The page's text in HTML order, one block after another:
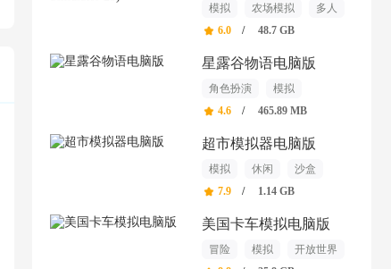
模拟 农场模拟
多人
6.0
/ 48.7 GB
星露谷物语电脑版
角色扮演
模拟
开放世界
4.6 / 465.89 MB
超市模拟器电脑版
模拟 休闲
沙盒
7.9
/ 1.14 GB
美国卡车模拟电脑版
冒险 模拟
开放世界